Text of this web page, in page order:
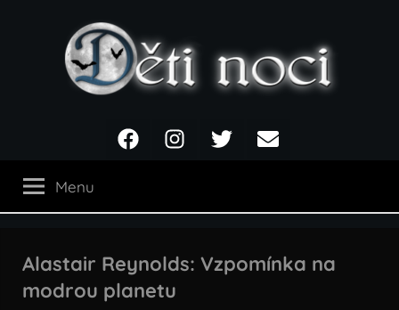
noci
FacebookInstagramTwitter Email
Menu
Alastair Reynolds: Vzpomínka na
modrou planetu